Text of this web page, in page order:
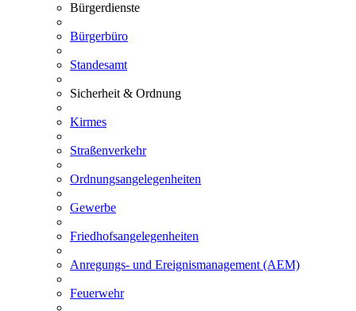
Bürgerdienste
Bürgerbüro
Standesamt
Sicherheit & Ordnung
Kirmes
Straßenverkehr
Ordnungsangelegenheiten
Gewerbe
Friedhofsangelegenheiten
Anregungs- und Ereignismanagement (AEM)
Feuerwehr